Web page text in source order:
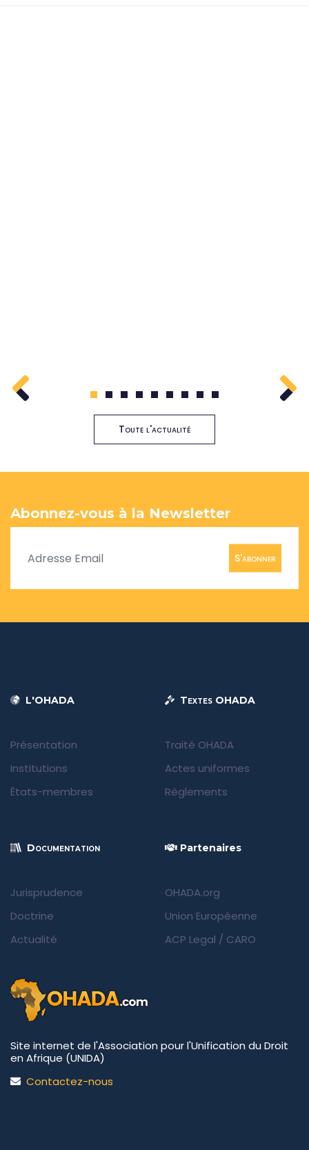
1 2 3 4 5 6 7 8 9
Toute l'actualité
Abonnez-vous à la Newsletter
S'abonner
L'OHADA
Présentation
Institutions
États-membres
Textes OHADA
Traité OHADA
Actes uniformes
Règlements
Documentation
Jurisprudence
Doctrine
Actualité
Partenaires
OHADA.org
Union Européenne
ACP Legal / CARO
Site internet de l'Association pour l'Unification du Droit
en Afrique (UNIDA)
Contactez-nous